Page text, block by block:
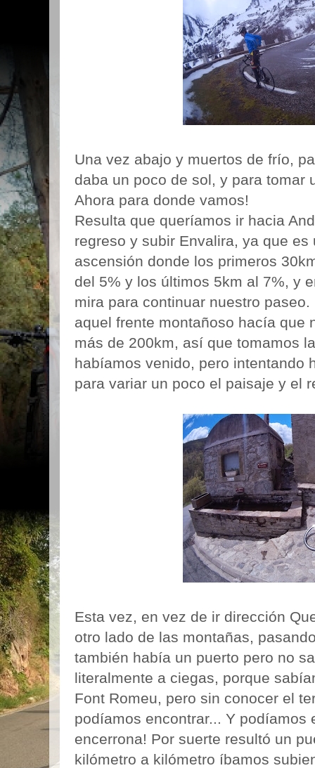
Una vez abajo y muertos de frío,
daba un poco de sol, y para tomar
Ahora para donde vamos!
Resulta que queríamos ir hacia
regreso y subir Envalira, ya que es
ascensión donde los primeros
del 5% y los últimos 5km al 7%, y
mira para continuar nuestro
aquel frente montañoso hacía que
más de 200km, así que tomamos
habíamos venido, pero intentando
para variar un poco el paisaje y el
Esta vez, en vez de ir dirección
otro lado de las montañas,
también había un puerto pero no
literalmente a ciegas, porque
Font Romeu, pero sin conocer el
podíamos encontrar... Y podíamos
encerrona! Por suerte resultó un
kilómetro a kilómetro íbamos